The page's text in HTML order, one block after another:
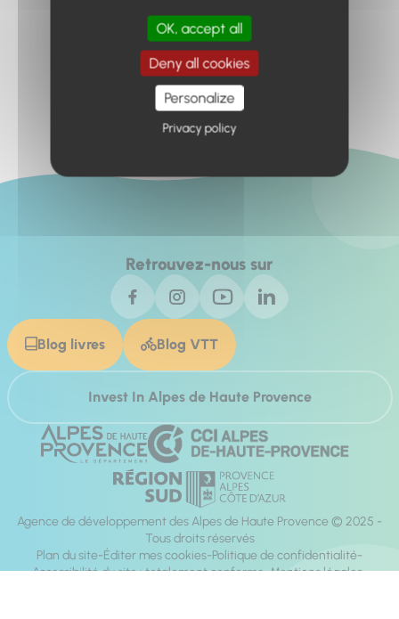
Retour à l'accueil
Retrouvez-nous sur
Blog livres Blog VTT
Invest In Alpes de Haute Provence
Agence de développement des Alpes de Haute Provence © 2025 -
Tous droits réservés
Plan du site Éditer mes cookies Politique de confidentialité
Accessibilité du site : totalement conforme Mentions légales
OK, accept all
Deny all cookies
Personalize
Privacy policy